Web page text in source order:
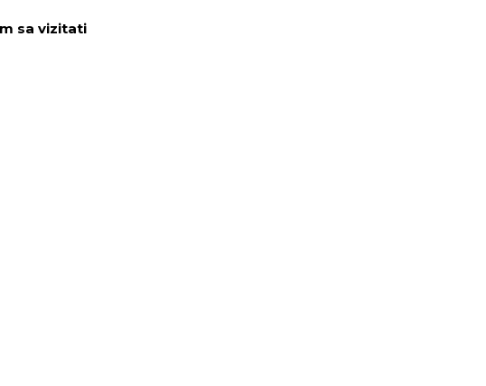
sa vizitati